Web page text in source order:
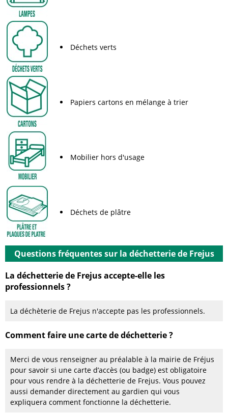
Déchets verts
Papiers cartons en mélange à trier
Mobilier hors d'usage
Déchets de plâtre
Questions fréquentes sur la déchetterie de Frejus
La déchetterie de Frejus accepte-elle les
professionnels ?
La déchèterie de Frejus n'accepte pas les professionnels.
Comment faire une carte de déchetterie ?
Merci de vous renseigner au préalable à la mairie de Fréjus
pour savoir si une carte d’accès (ou badge) est obligatoire
pour vous rendre à la déchetterie de Frejus. Vous pouvez
aussi demander directement au gardien qui vous
expliquera comment fonctionne la déchetterie.